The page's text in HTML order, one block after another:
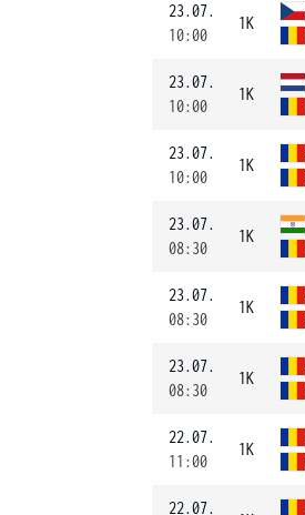
23.07.
10:00
1K
23.07.
10:00
1K
23.07.
10:00
1K
23.07.
08:30
1K
23.07.
08:30
1K
23.07.
08:30
1K
22.07.
11:00
1K
22.07.